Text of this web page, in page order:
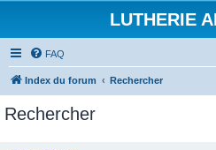
LUTHERIE
FAQ
Index du forum Rechercher
Rechercher